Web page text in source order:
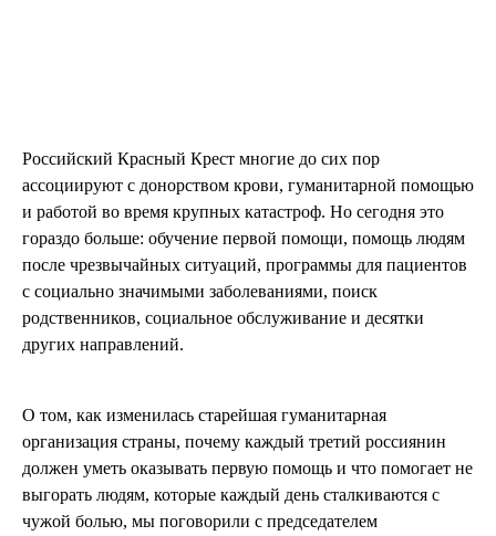
Российский Красный Крест многие до сих пор
ассоциируют с донорством крови, гуманитарной помощью
и работой во время крупных катастроф. Но сегодня это
гораздо больше: обучение первой помощи, помощь людям
после чрезвычайных ситуаций, программы для пациентов
с социально значимыми заболеваниями, поиск
родственников, социальное обслуживание и десятки
других направлений.
О том, как изменилась старейшая гуманитарная
организация страны, почему каждый третий россиянин
должен уметь оказывать первую помощь и что помогает не
выгорать людям, которые каждый день сталкиваются с
чужой болью, мы поговорили с председателем